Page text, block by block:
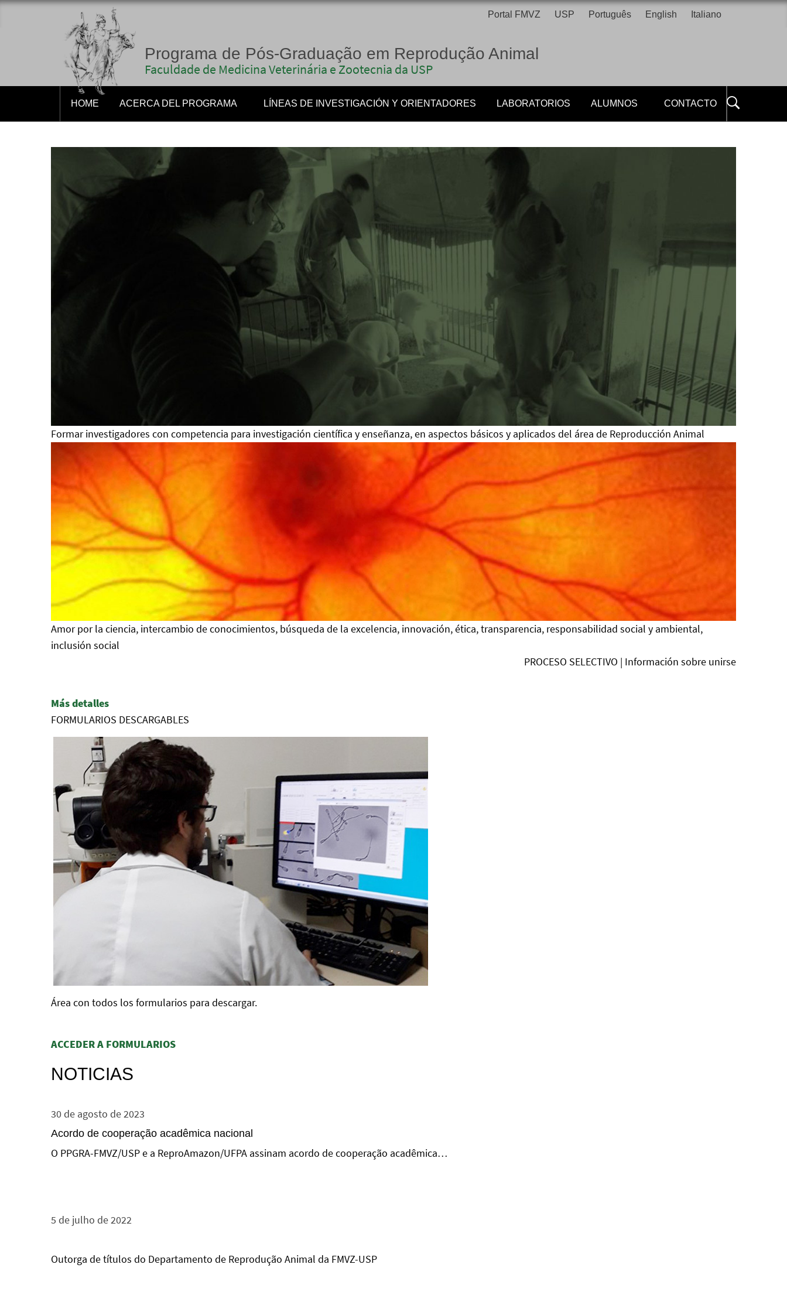
Portal FMVZ USP Português English Italiano
Programa de Pós-Graduação em Reprodução Animal
Faculdade de Medicina Veterinária e Zootecnia da USP
HOME ACERCA DEL PROGRAMA LÍNEAS DE INVESTIGACIÓN Y ORIENTADORES LABORATORIOS ALUMNOS CONTACTO
Formar investigadores con competencia para investigación científica y enseñanza, en aspectos básicos y aplicados del área de Reproducción Animal
Amor por la ciencia, intercambio de conocimientos, búsqueda de la excelencia, innovación, ética, transparencia, responsabilidad social y ambiental,
inclusión social
PROCESO SELECTIVO | Información sobre unirse
Más detalles
FORMULARIOS DESCARGABLES
Área con todos los formularios para descargar.
ACCEDER A FORMULARIOS
NOTICIAS
30 de agosto de 2023
Acordo de cooperação acadêmica nacional
O PPGRA-FMVZ/USP e a ReproAmazon/UFPA assinam acordo de cooperação acadêmica…
5 de julho de 2022
Outorga de títulos do Departamento de Reprodução Animal da FMVZ-USP